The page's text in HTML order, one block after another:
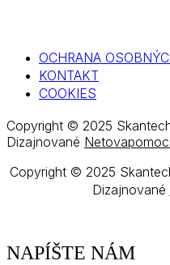
OCHRANA
KONTAKT
COOKIES
Copyright © 2025
Dizajnované
Copyright © 2025
Dizajnované
NAPÍŠTE NÁM